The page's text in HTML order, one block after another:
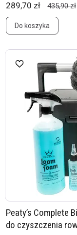
289,70 zł 435,90 zł
Do koszyka
Peaty’s Complete
do czyszczenia